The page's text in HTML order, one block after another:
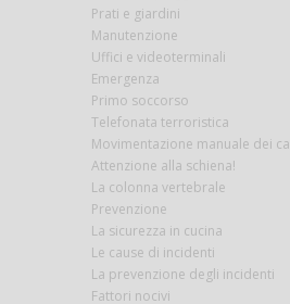
Prati e giardini
Manutenzione
Uffici e videoterminali
Emergenza
Primo soccorso
Telefonata terroristica
Movimentazione manuale dei
Attenzione alla schiena!
La colonna vertebrale
Prevenzione
La sicurezza in cucina
Le cause di incidenti
La prevenzione degli incidenti
Fattori nocivi